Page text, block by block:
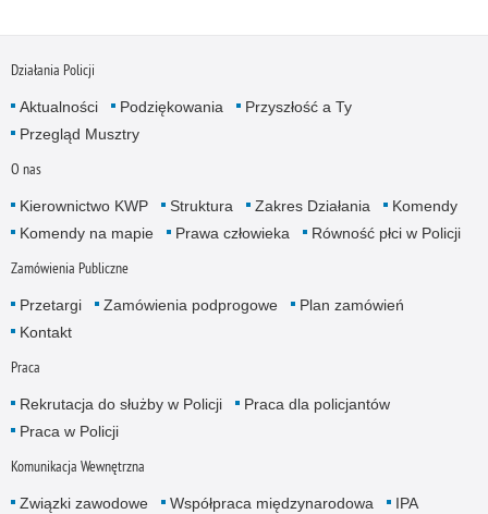
Działania Policji
Aktualności Podziękowania
Przyszłość a Ty
Przegląd Musztry
O nas
Kierownictwo KWP Struktura Zakres Działania
Komendy
Komendy na mapie
Prawa człowieka Równość płci w Policji
Zamówienia Publiczne
Przetargi Zamówienia podprogowe
Plan zamówień
Kontakt
Praca
Rekrutacja do służby w Policji
Praca dla policjantów
Praca w Policji
Komunikacja Wewnętrzna
Związki zawodowe Współpraca międzynarodowa
IPA